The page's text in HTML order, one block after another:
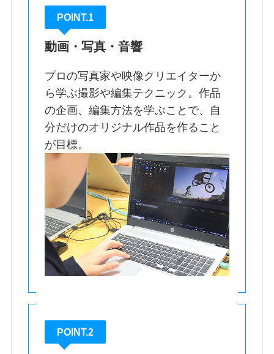
POINT.1
動画・写真・音響
プロの写真家や映像クリエイターか
ら学ぶ撮影や編集テクニック。作品
の企画、編集方法を学ぶことで、自
分だけのオリジナル作品を作ること
が目標。
POINT.2